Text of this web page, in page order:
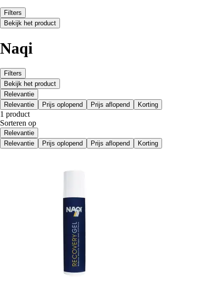
Filters
Bekijk het product
Naqi
Filters
Bekijk het product
Relevantie
Relevantie
Prijs oplopend Prijs aflopend Korting
1 product
Sorteren op
Relevantie
Relevantie
Prijs oplopend Prijs aflopend Korting